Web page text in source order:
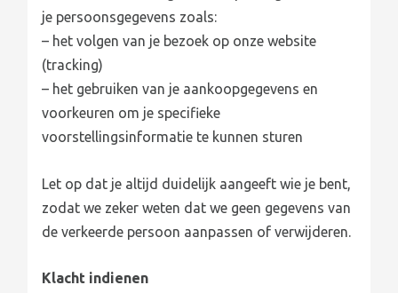
je persoonsgegevens zoals:
– het volgen van je bezoek op onze website
(tracking)
– het gebruiken van je aankoopgegevens en
voorkeuren om je specifieke
voorstellingsinformatie te kunnen sturen
Let op dat je altijd duidelijk aangeeft wie je bent,
zodat we zeker weten dat we geen gegevens van
de verkeerde persoon aanpassen of verwijderen.
Klacht indienen